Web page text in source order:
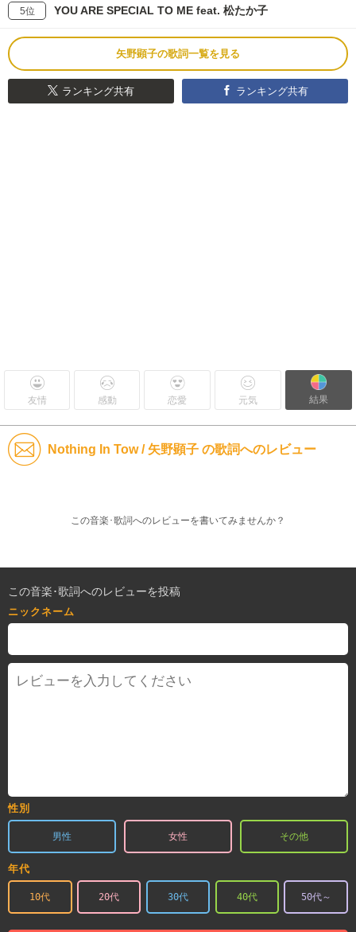
5位 YOU ARE SPECIAL TO ME feat. 松たか子
矢野顕子の歌詞一覧を見る
ランキング共有 ランキング共有
友情 感動 恋愛 元気 結果
Nothing In Tow / 矢野顕子 の歌詞へのレビュー
この音楽･歌詞へのレビューを書いてみませんか？
この音楽･歌詞へのレビューを投稿
ニックネーム
性別
男性 女性 その他
年代
10代 20代 30代 40代 50代～